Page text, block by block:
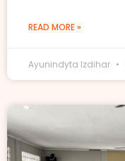
READ MORE »
Ayunindyta Izdihar